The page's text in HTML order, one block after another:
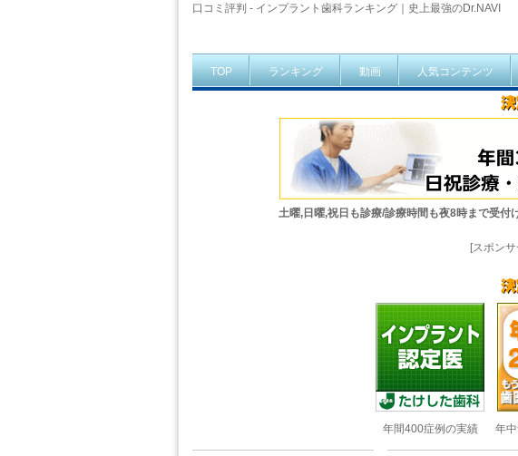
口コミ評判 - インプラント歯科ランキング｜史上最強のDr.NAVI
TOP ランキング 動画 人気コンテンツ
土曜,日曜,祝日も診療/診療時間も夜8時まで受
[スポン
年間400症例の実績 年